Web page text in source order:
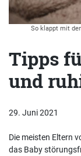
So klappt mit
Tipps
und
29. Juni 2021
Die meisten Eltern
das Baby